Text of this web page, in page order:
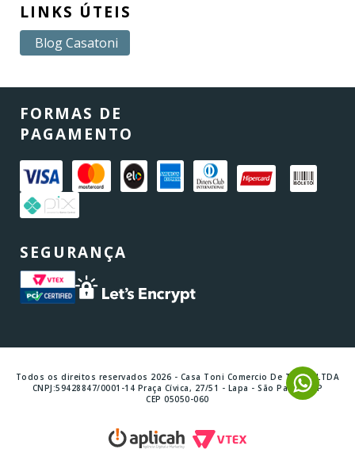
LINKS ÚTEIS
Blog Casatoni
FORMAS DE
PAGAMENTO
SEGURANÇA
Todos os direitos reservados 2026 - Casa Toni Comercio De Tintas LTDA
CNPJ:59428847/0001-14 Praça Cívica, 27/51 - Lapa - São Paulo - SP
CEP 05050-060